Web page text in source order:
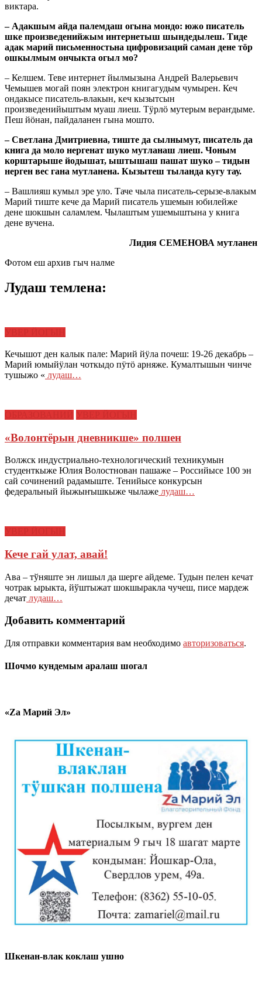
виктара.
– Адакшым айда палемдаш огына мондо: южо писатель
шке произведенийжым интернетыш шындедылеш. Тиде
адак марий письменностьна цифровизаций саман дене тӧр
ошкылмым ончыкта огыл мо?
– Келшем. Теве интернет йылмызына Андрей Валерьевич
Чемышев могай поян электрон книгагудым чумырен. Кеч
ондакысе писатель-влакын, кеч кызытсын
произведенийыштым муаш лиеш. Тӱрлӧ мутерым вераҥдыме.
Пеш йӧнан, пайдаланен гына мошто.
– Светлана Дмитриевна, тиште да сылнымут, писатель да
книга да моло нергенат шуко мутланаш лиеш. Чоным
корштарыше йодышат, ыштышаш пашат шуко – тидын
нерген вес гана мутланена. Кызытеш тыланда кугу тау.
– Вашлияш кумыл эре уло. Таче чыла писатель-серызе-влакым
Марий тиште кече да Марий писатель ушемын юбилейже
дене шокшын саламлем. Чылаштым ушемыштына у книга
дене вучена.
Лидия СЕМЕНОВА мутланен
Фотом еш архив гыч налме
Лудаш темлена:
Кечышот ден калык пале: Марий йӱла почеш: 19-26 декабрь –
Марий юмыйӱлан чоткыдо пӱтӧ арняже. Кумалтышын чинче
тушыжо « лудаш…
«Волонтёрын дневникше» полшен
Волжск индустриально-технологический техникумын
студенткыже Юлия Волостнован пашаже – Российысе 100 эн
сай сочинений радамыште. Тенийысе конкурсын
федеральный йыжыҥышкыже чылаже лудаш…
Кече гай улат, авай!
Ава – тўняште эн лишыл да шерге айдеме. Тудын пелен кечат
чотрак ырыкта, йўштыжат шокшыракла чучеш, писе мардеж
дечат лудаш…
Добавить комментарий
Для отправки комментария вам необходимо авторизоваться.
Шочмо кундемым аралаш шогал
«Zа Марий Эл»
Шкенан-влак коклаш ушно